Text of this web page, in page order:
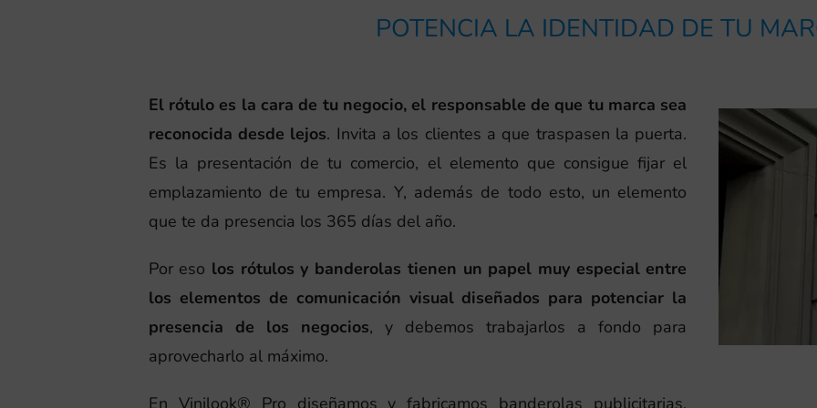
POTENCIA LA IDENTIDAD DE TU
El rótulo es la cara de tu negocio, el responsable de que tu marca sea
reconocida desde lejos. Invita a los clientes a que traspasen la puerta.
Es la presentación de tu comercio, el elemento que consigue fijar el
emplazamiento de tu empresa. Y, además de todo esto, un elemento
que te da presencia los 365 días del año.
Por eso los rótulos y banderolas tienen un papel muy especial entre
los elementos de comunicación visual diseñados para potenciar la
presencia de los negocios, y debemos trabajarlos a fondo para
aprovecharlo al máximo.